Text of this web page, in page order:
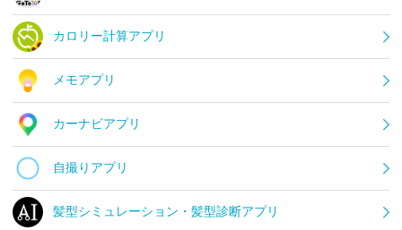
カロリー計算アプリ
メモアプリ
カーナビアプリ
自撮りアプリ
髪型シミュレーション・髪型診断アプリ